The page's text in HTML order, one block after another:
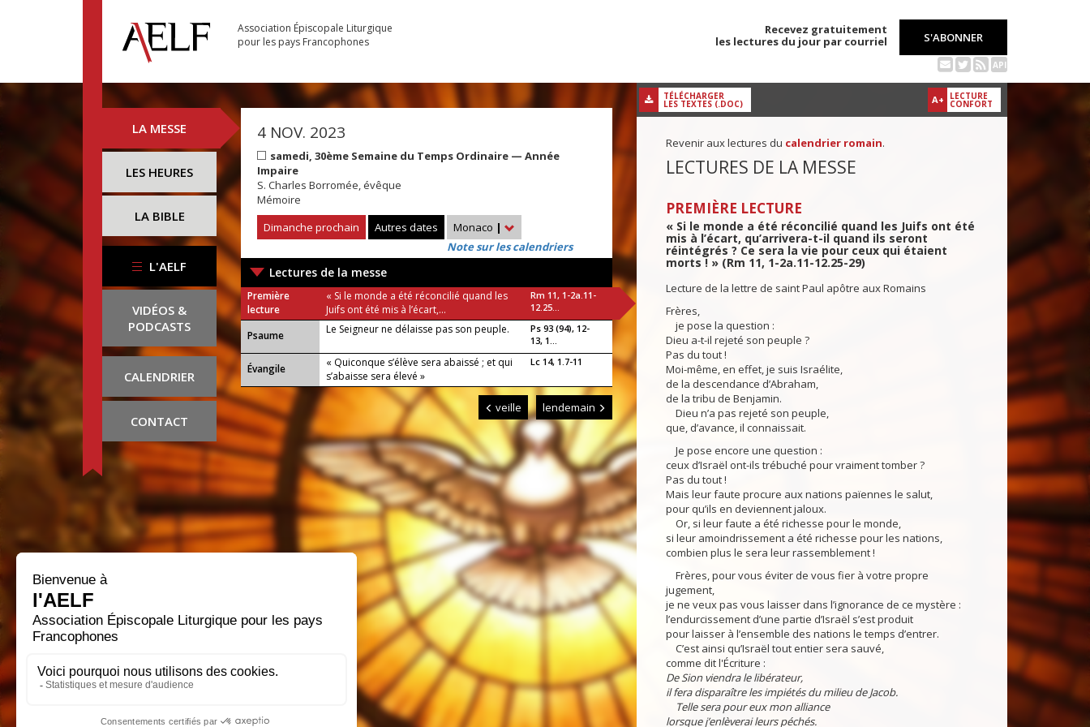
Association Épiscopale Liturgique
pour les pays Francophones
Recevez gratuitement
les lectures du jour par courriel
S'ABONNER
API
LA MESSE
LES HEURES
LA BIBLE
L'AELF
VIDÉOS &
PODCASTS
CALENDRIER
CONTACT
4 NOV. 2023
samedi, 30ème Semaine du Temps Ordinaire — Année
Impaire
S. Charles Borromée, évêque
Mémoire
Dimanche prochain
Autres dates Monaco |
Note sur les calendriers
Lectures de la messe
Première
lecture
« Si le monde a été réconcilié quand les
Juifs ont été mis à l’écart,...
Rm 11, 1-2a.11-
12.25...
Psaume Le Seigneur ne délaisse pas son peuple.
Ps 93 (94), 12-
13, 1...
Évangile
« Quiconque s’élève sera abaissé ; et qui
s’abaisse sera élevé »
Lc 14, 1.7-11
veille lendemain
A+ LECTURE
CONFORT
TÉLÉCHARGER
LES TEXTES (.DOC)
Revenir aux lectures du calendrier romain.
LECTURES DE LA MESSE
PREMIÈRE LECTURE
« Si le monde a été réconcilié quand les Juifs ont été
mis à l’écart, qu’arrivera-t-il quand ils seront
réintégrés ? Ce sera la vie pour ceux qui étaient
morts ! » (Rm 11, 1-2a.11-12.25-29)
Lecture de la lettre de saint Paul apôtre aux Romains
Frères,
je pose la question :
Dieu a-t-il rejeté son peuple ?
Pas du tout !
Moi-même, en effet, je suis Israélite,
de la descendance d’Abraham,
de la tribu de Benjamin.
Dieu n’a pas rejeté son peuple,
que, d’avance, il connaissait.
Je pose encore une question :
ceux d’Israël ont-ils trébuché pour vraiment tomber ?
Pas du tout !
Mais leur faute procure aux nations païennes le salut,
pour qu’ils en deviennent jaloux.
Or, si leur faute a été richesse pour le monde,
si leur amoindrissement a été richesse pour les nations,
combien plus le sera leur rassemblement !
Frères, pour vous éviter de vous fier à votre propre
jugement,
je ne veux pas vous laisser dans l’ignorance de ce mystère :
l’endurcissement d’une partie d’Israël s’est produit
pour laisser à l’ensemble des nations le temps d’entrer.
C’est ainsi qu’Israël tout entier sera sauvé,
comme dit l'Écriture :
De Sion viendra le libérateur,
il fera disparaître les impiétés du milieu de Jacob.
Telle sera pour eux mon alliance
lorsque j’enlèverai leurs péchés.